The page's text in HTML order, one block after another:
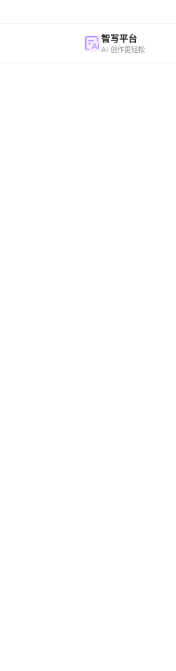
智写平台
AI 创作更轻松